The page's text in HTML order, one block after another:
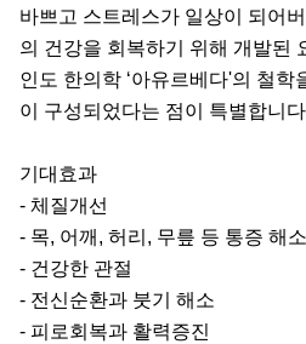
바쁘고 스트레스가 일상이 되어
의 건강을 회복하기 위해 개발된
인도 한의학 ‘아유르베다'의 철학
이 구성되었다는 점이 특별합니
기대효과
- 체질개선
- 목, 어깨, 허리, 무릎 등 통증 해소
- 건강한 관절
- 전신순환과 붓기 해소
- 피로회복과 활력증진